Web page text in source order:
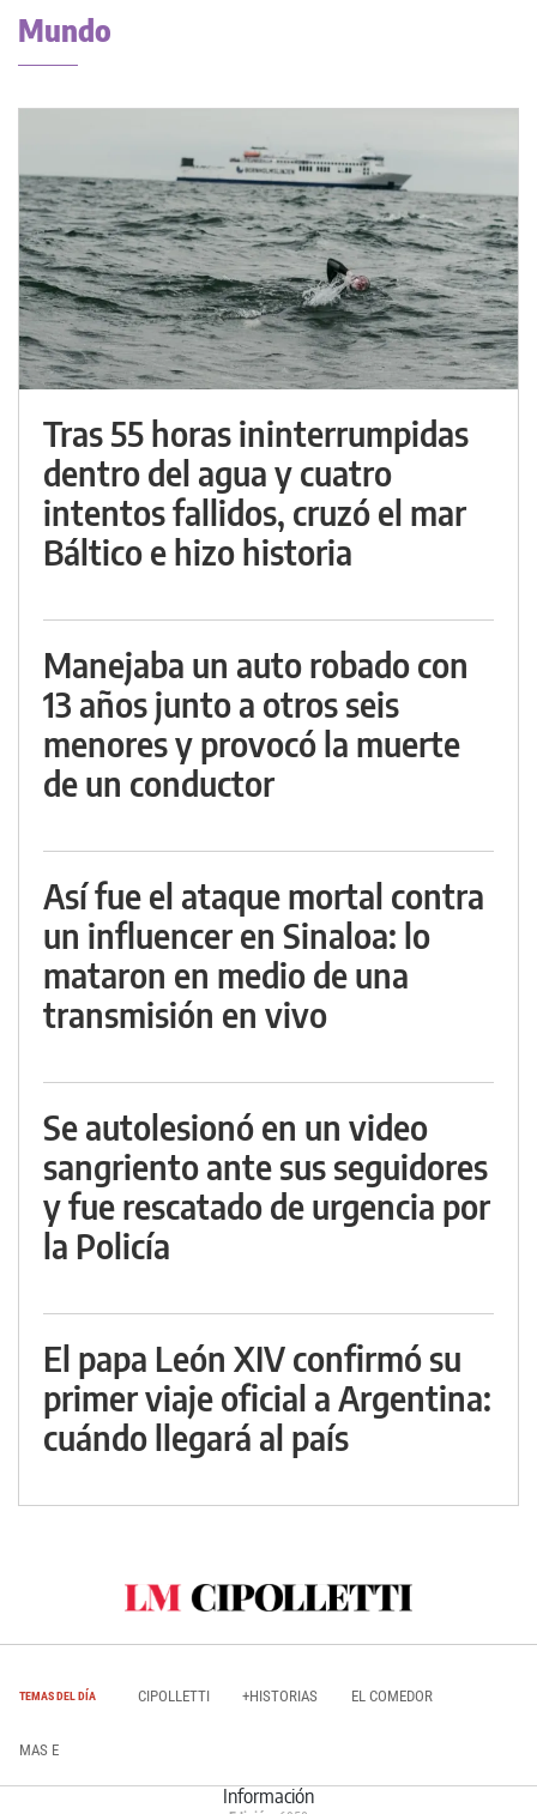
Mundo
Tras 55 horas ininterrumpidas
dentro del agua y cuatro
intentos fallidos, cruzó el mar
Báltico e hizo historia
Manejaba un auto robado con
13 años junto a otros seis
menores y provocó la muerte
de un conductor
Así fue el ataque mortal contra
un influencer en Sinaloa: lo
mataron en medio de una
transmisión en vivo
Se autolesionó en un video
sangriento ante sus seguidores
y fue rescatado de urgencia por
la Policía
El papa León XIV confirmó su
primer viaje oficial a Argentina:
cuándo llegará al país
TEMAS DEL DÍA CIPOLLETTI +HISTORIAS EL COMEDOR
MAS E
Información